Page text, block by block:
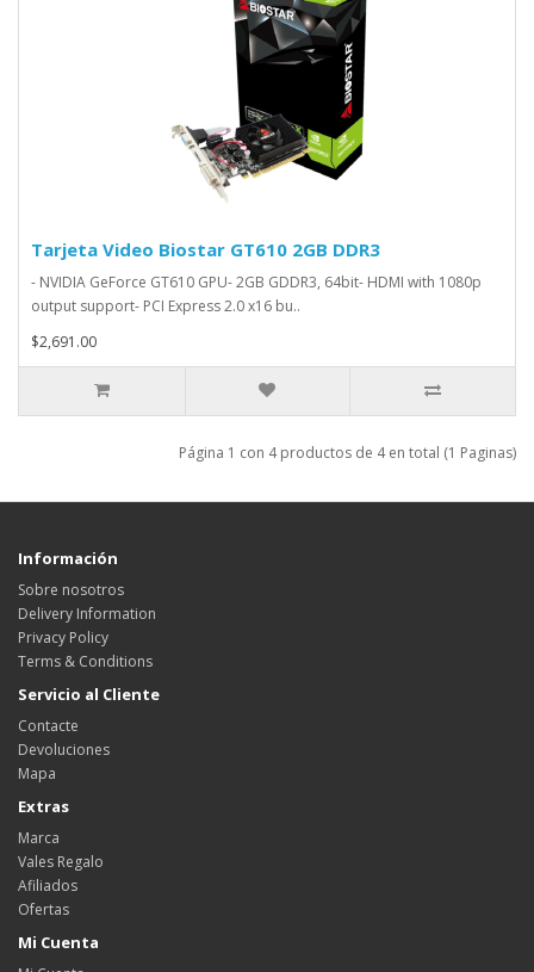
Tarjeta Video Biostar GT610 2GB DDR3
- NVIDIA GeForce GT610 GPU- 2GB GDDR3, 64bit- HDMI with 1080p
output support- PCI Express 2.0 x16 bu..
$2,691.00
Página 1 con 4 productos de 4 en total (1 Paginas)
Información
Sobre nosotros
Delivery Information
Privacy Policy
Terms & Conditions
Servicio al Cliente
Contacte
Devoluciones
Mapa
Extras
Marca
Vales Regalo
Afiliados
Ofertas
Mi Cuenta